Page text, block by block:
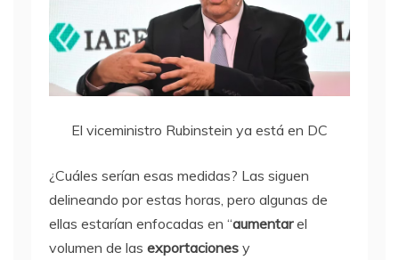
El viceministro Rubinstein ya está en DC
¿Cuáles serían esas medidas? Las siguen
delineando por estas horas, pero algunas de
ellas estarían enfocadas en “aumentarel
volumen de las exportaciones y